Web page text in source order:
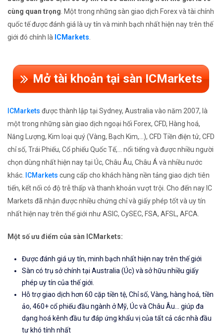
cùng quan trọng. Một trong những sàn giao dịch Forex và tài chính
quốc tế được đánh giá là uy tín và minh bạch nhất hiện nay trên thế
giới đó chính là ICMarkets.
Mở tài khoản tại sàn ICMarkets
ICMarkets được thành lập tại Sydney, Australia vào năm 2007, là
một trong những sàn giao dịch ngoại hối Forex, CFD, Hàng hoá,
Năng Lượng, Kim loại quý (Vàng, Bạch Kim,...), CFD Tiền điện tử, CFD
chỉ số, Trái Phiếu, Cổ phiếu Quốc Tế,... nổi tiếng và được nhiều người
chọn dùng nhất hiện nay tại Úc, Châu Âu, Châu Á và nhiều nước
khác. ICMarkets cung cấp cho khách hàng nền tảng giao dịch tiên
tiến, kết nối có độ trễ thấp và thanh khoản vượt trội. Cho đến nay IC
Markets đã nhận được nhiều chứng chỉ và giấy phép tốt và uy tín
nhất hiện nay trên thế giới như ASIC, CySEC, FSA, AFSL, AFCA.
Một số ưu điểm của sàn ICMarkets:
Được đánh giá uy tín, minh bạch nhất hiện nay trên thế giới
Sàn có trụ sở chính tại Australia (Úc) và sở hữu nhiều giấy
phép uy tín của thế giới.
Hỗ trợ giao dịch hơn 60 cặp tiền tệ, Chỉ số, Vàng, hàng hoá, tiền
ảo, 460+ cổ phiếu đầu ngành ở Mỹ, Úc và Châu Âu... giúp đa
dạng hoá kênh đầu tư đáp ứng khẩu vị của tất cả các nhà đầu
tư khó tính nhất